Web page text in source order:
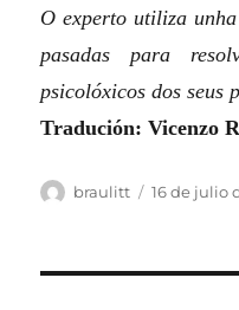
O experto utiliza
pasadas para
psicolóxicos dos seus
Tradución: Vicenzo
Autor
braulitt
Publicado
16 de julio